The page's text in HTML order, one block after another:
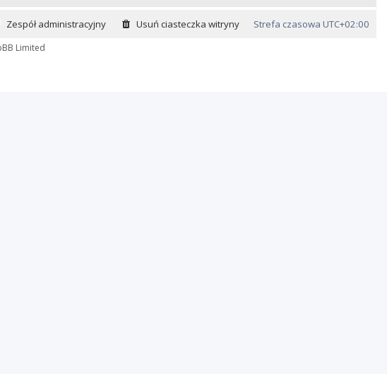
Strefa czasowa UTC+02:00
Usuń ciasteczka witryny
Zespół administracyjny
Limited